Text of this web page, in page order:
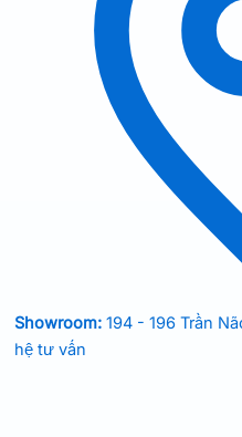
Showroom: 194 - 196 Trần
hệ tư vấn